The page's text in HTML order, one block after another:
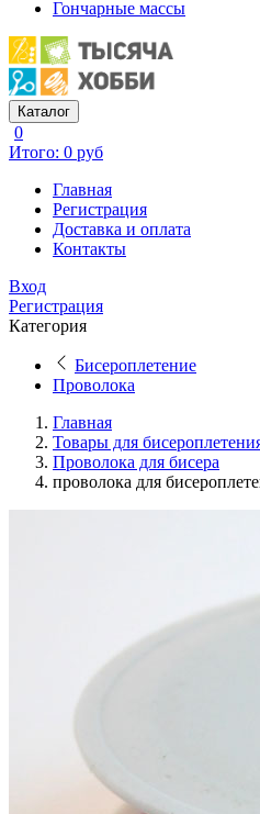
Гончарные массы
Каталог
0
Итого: 0 руб
Главная
Регистрация
Доставка и оплата
Контакты
Вход
Регистрация
Категория
Бисероплетение
Проволока
Главная
Товары для
Проволока для бисера
проволока для